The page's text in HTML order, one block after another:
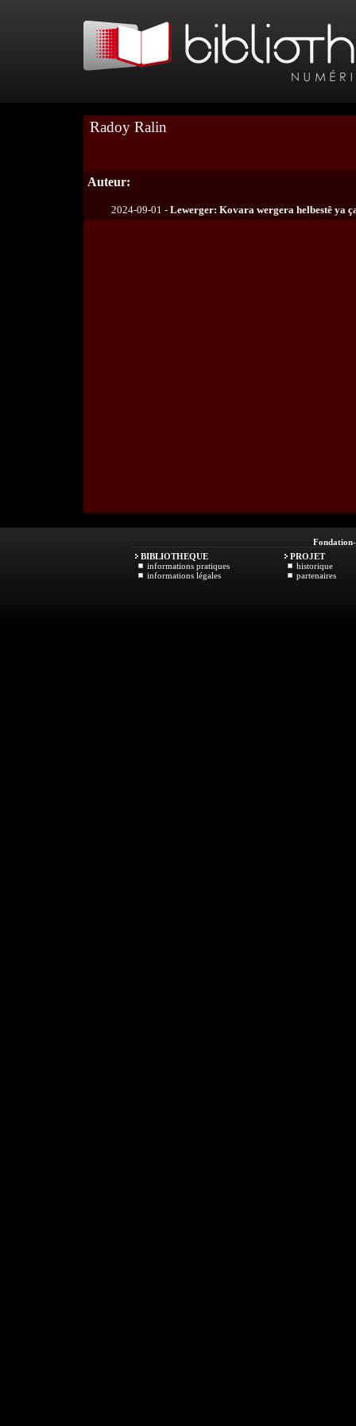
Radoy Ralin
Auteur:
2024-09-01 - Lewerger: Kovara wergera helbestê ya
Fondation
BIBLIOTHEQUE
informations pratiques
informations légales
PROJET
historique
partenaires